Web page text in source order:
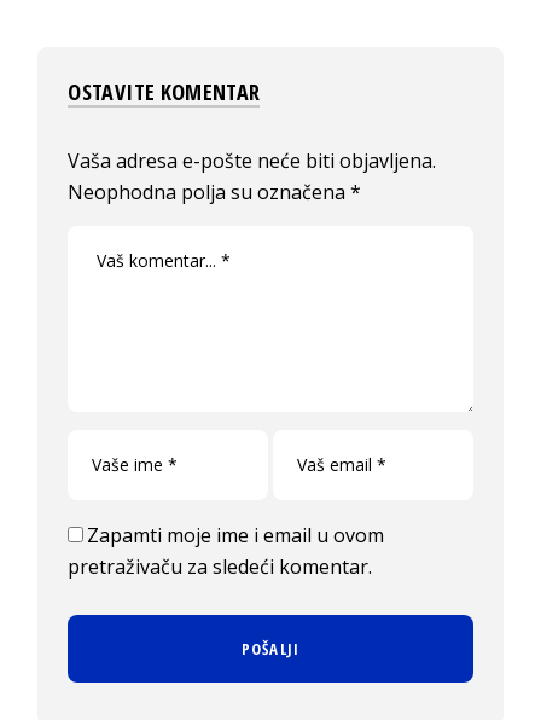
OSTAVITE KOMENTAR
Vaša adresa e-pošte neće biti objavljena.
Neophodna polja su označena*
Zapamti moje ime i email u ovom
pretraživaču za sledeći komentar.